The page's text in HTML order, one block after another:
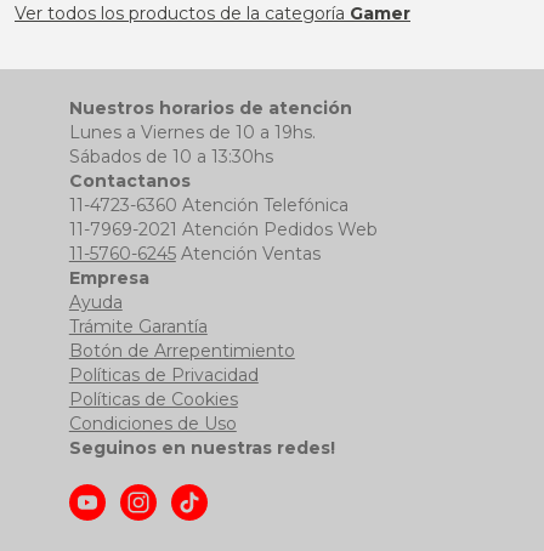
Ver todos los productos de la categoría Gamer
Nuestros horarios de atención
Lunes a Viernes de 10 a 19hs.
Sábados de 10 a 13:30hs
Contactanos
11-4723-6360 Atención Telefónica
11-7969-2021 Atención Pedidos Web
11-5760-6245Atención Ventas
Empresa
Ayuda
Trámite Garantía
Botón de Arrepentimiento
Políticas de Privacidad
Políticas de Cookies
Condiciones de Uso
Seguinos en nuestras redes!